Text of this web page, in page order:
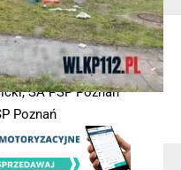
Dwie osoby ranne
SA PSP Poznań
Poznań